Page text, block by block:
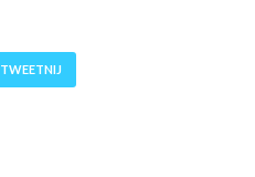
TWEETNIJ